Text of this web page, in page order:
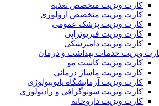
کارت ویزیت متخصص تغذیه
کارت ویزیت متخصص ارولوژی
کارت ویزیت پزشک عمومی
کارت ویزیت فیزیوتراپی
کارت ویزیت دامپزشکی
ویزیت خدمات بهداشت و درمان
کارت ویزیت کاشت مو
کارت ویزیت ماساژ درمانی
کارت ویزیت آزمایشگاه پاتوبیولوژی
کارت ویزیت سونوگرافی و رادیولوژی
کارت ویزیت داروخانه